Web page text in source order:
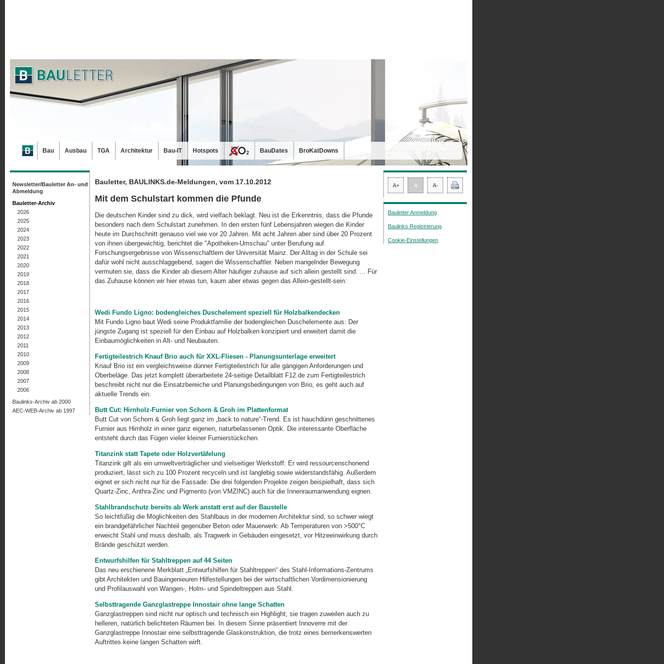
Bauletter, BAULINKS.de-Meldungen, vom 17.10.2012
Mit dem Schulstart kommen die Pfunde
Die deutschen Kinder sind zu dick, wird vielfach beklagt. Neu ist die Erkenntnis, dass die Pfunde
besonders nach dem Schulstart zunehmen. In den ersten fünf Lebensjahren wiegen die Kinder
heute im Durchschnitt genauso viel wie vor 20 Jahren. Mit acht Jahren aber sind über 20 Prozent
von ihnen übergewichtig, berichtet die "Apotheken-Umschau" unter Berufung auf
Forschungsergebnisse von Wissenschaftlern der Universität Mainz. Der Alltag in der Schule sei
dafür wohl nicht ausschlaggebend, sagen die Wissenschaftler. Neben mangelnder Bewegung
vermuten sie, dass die Kinder ab diesem Alter häufiger zuhause auf sich allein gestellt sind. ... Für
das Zuhause können wir hier etwas tun, kaum aber etwas gegen das Allein-gestellt-sein:
Wedi Fundo Ligno: bodengleiches Duschelement speziell für Holzbalkendecken
Mit Fundo Ligno baut Wedi seine Produktfamilie der bodengleichen Duschelemente aus: Der
jüngste Zugang ist speziell für den Einbau auf Holzbalken konzipiert und erweitert damit die
Einbaumöglichkeiten in Alt- und Neubauten.
Fertigteilestrich Knauf Brio auch für XXL-Fliesen - Planungsunterlage erweitert
Knauf Brio ist ein vergleichsweise dünner Fertigteilestrich für alle gängigen Anforderungen und
Oberbeläge. Das jetzt komplett überarbeitete 24-seitige Detailblatt F12.de zum Fertigteilestrich
beschreibt nicht nur die Einsatzbereiche und Planungsbedingungen von Brio, es geht auch auf
aktuelle Trends ein.
Butt Cut: Hirnholz-Furnier von Schorn & Groh im Plattenformat
Butt Cut von Schorn & Groh liegt ganz im „back to nature“-Trend. Es ist hauchdünn geschnittenes
Furnier aus Hirnholz in einer ganz eigenen, naturbelassenen Optik. Die interessante Oberfläche
entsteht durch das Fügen vieler kleiner Furnier­stückchen.
Titanzink statt Tapete oder Holzvertäfelung
Titanzink gilt als ein umweltverträglicher und vielseitiger Werkstoff: Er wird ressourcenschonend
produziert, lässt sich zu 100 Prozent recyceln und ist lang­lebig sowie widerstandsfähig. Außerdem
eignet er sich nicht nur für die Fassade: Die drei folgenden Projekte zeigen beispielhaft, dass sich
Quartz-Zinc, Anthra-Zinc und Pigmento (von VMZINC) auch für die Innenraumanwendung eignen.
Stahlbrandschutz bereits ab Werk anstatt erst auf der Baustelle
So leichtfüßig die Möglichkeiten des Stahlbaus in der modernen Architektur sind, so schwer wiegt
ein brandgefährlicher Nachteil gegenüber Beton oder Mauerwerk: Ab Temperaturen von >500°C
erweicht Stahl und muss deshalb, als Tragwerk in Gebäuden eingesetzt, vor Hitzeeinwirkung durch
Brände geschützt werden.
Entwurfshilfen für Stahltreppen auf 44 Seiten
Das neu erschienene Merkblatt „Entwurfshilfen für Stahltreppen“ des Stahl-Informations-Zentrums
gibt Archi­tekten und Bauingenieuren Hilfestellungen bei der wirtschaft­lichen Vordimensionierung
und Profilauswahl von Wangen-, Holm- und Spindeltreppen aus Stahl.
Selbsttragende Ganzglastreppe Innostair ohne lange Schatten
Ganzglastreppen sind nicht nur optisch und tech­nisch ein Highlight; sie tragen zuweilen auch zu
helleren, na­türlich belichteten Räumen bei. In diesem Sinne präsentiert Innoverre mit der
Ganzglastreppe Innostair eine selbsttragende Glaskonstruktion, die trotz eines bemerkenswerten
Auftrittes keine langen Schatten wirft.
Newsletter/Bauletter An- und
Abmeldung
Bauletter-Archiv
2026
2025
2024
2023
2022
2021
2020
2019
2018
2017
2016
2015
2014
2013
2012
2011
2010
2009
2008
2007
2006
Baulinks-Archiv ab 2000
AEC-WEB-Archiv ab 1997
A+ A A-
Bauletter Anmeldung
Baulinks Registrierung
Cookie-Einstellungen
Bau Ausbau TGA Architektur Bau-IT Hotspots BauDates BroKatDowns